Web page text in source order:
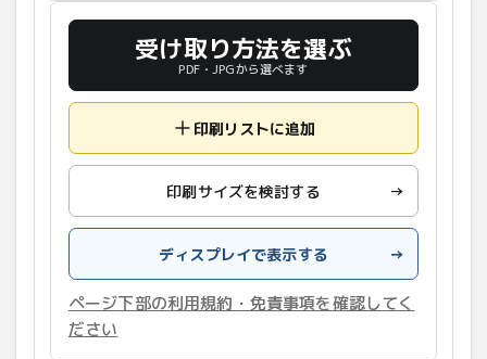
受け取り方法を選ぶ
PDF・JPGから選べます
印刷リストに追加
印刷サイズを検討する →
ディスプレイで表示する →
ページ下部の利用規約・免責事項を確認してく
ださい